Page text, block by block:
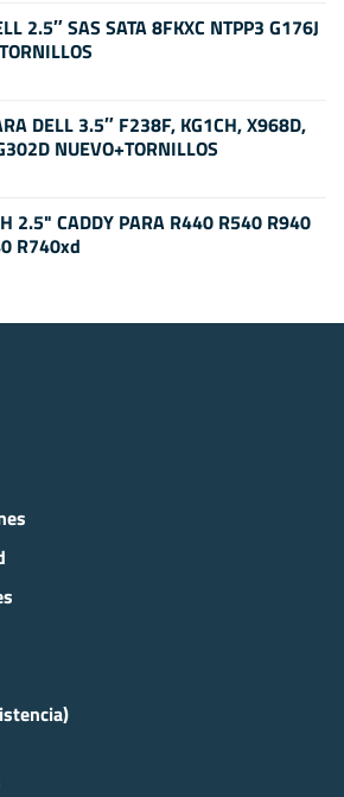
2.5″ SAS SATA 8FKXC NTPP3 G176J
DELL 3.5″ F238F, KG1CH, X968D,
NUEVO+TORNILLOS
2.5" CADDY PARA R440 R540 R940
R740xd